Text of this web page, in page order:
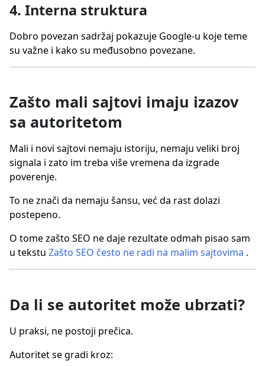
4. Interna struktura
Dobro povezan sadržaj pokazuje Google-u koje teme
su važne i kako su međusobno povezane.
Zašto mali sajtovi imaju izazov
sa autoritetom
Mali i novi sajtovi nemaju istoriju, nemaju veliki broj
signala i zato im treba više vremena da izgrade
poverenje.
To ne znači da nemaju šansu, već da rast dolazi
postepeno.
O tome zašto SEO ne daje rezultate odmah pisao sam
u tekstu Zašto SEO često ne radi na malim sajtovima .
Da li se autoritet može ubrzati?
U praksi, ne postoji prečica.
Autoritet se gradi kroz: